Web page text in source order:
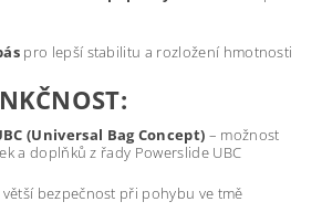
pro lepší stabilitu a rozložení hmotnosti
(Universal Bag Concept) – možnost
a doplňků z řady Powerslide UBC
bezpečnost při pohybu ve tmě